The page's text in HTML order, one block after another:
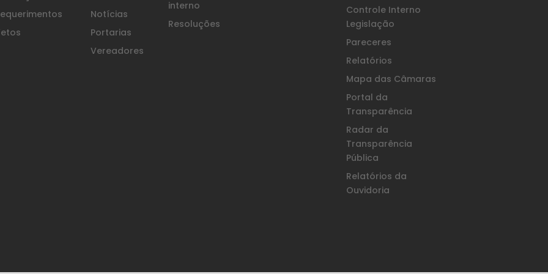
Notícias
Portarias
Vereadores
interno
Resoluções
Controle Interno
Legislação
Pareceres
Relatórios
Mapa das Câmaras
Portal da
Transparência
Radar da
Transparência
Pública
Relatórios da
Ouvidoria